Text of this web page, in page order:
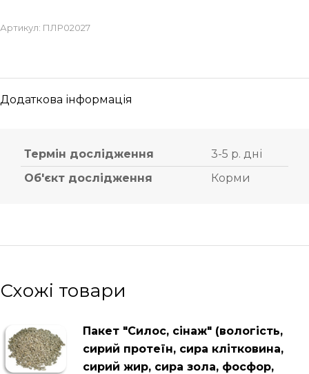
Артикул: ПЛР02027
Додаткова інформація
Термін дослідження
3-5 р. дні
Об'єкт дослідження
Корми
Схожі товари
Пакет "Силос, сінаж" (вологість,
сирий протеїн, сира клітковина,
сирий жир, сира зола, фосфор,